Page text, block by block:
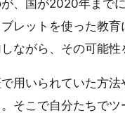
、国が2020年まで
レットを使った教
ながら、その可能性
用いられていた方
そこで自分たちで